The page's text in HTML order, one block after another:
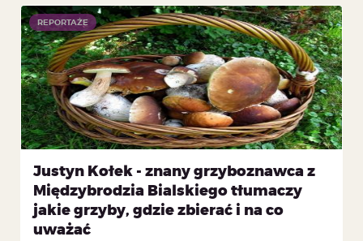
Justyn Kołek - znany grzyboznawca z
Międzybrodzia Bialskiego tłumaczy
jakie grzyby, gdzie zbierać i na co
uważać
REPORTAŻE